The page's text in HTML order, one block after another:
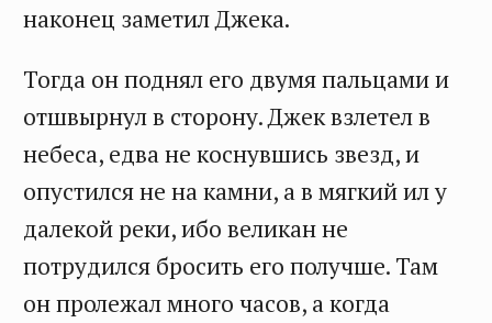
наконец заметил Джека.
Тогда он поднял его двумя пальцами и
отшвырнул в сторону. Джек взлетел в
небеса, едва не коснувшись звезд, и
опустился не на камни, а в мягкий ил у
далекой реки, ибо великан не
потрудился бросить его получше. Там
он пролежал много часов, а когда